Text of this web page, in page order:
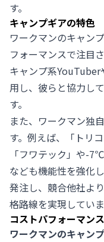
す。
キャンプギアの特色
ワークマンのキャン
フォーマンスで注目
キャンプ系
用し、彼らと協力し
す。
また、ワークマン独
す。例えば、「トリ
「フワテック」や-
なども機能性を強化
発注し、競合他社よ
格路線を実現していま
コストパフォーマン
ワークマンのキャン